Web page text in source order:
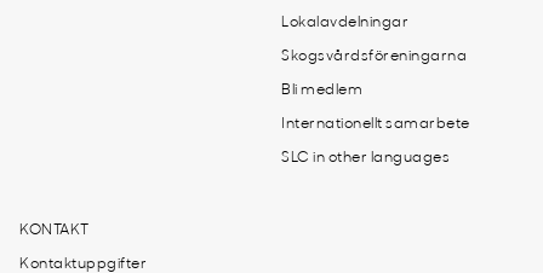
Lokalavdelningar
Skogsvårdsföreningarna
Bli medlem
Internationellt samarbete
SLC in other languages
KONTAKT
Kontaktuppgifter